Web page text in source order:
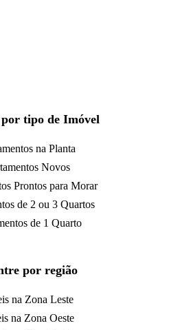
tipo de Imóvel
na Planta
Novos
Prontos para Morar
de 2 ou 3 Quartos
de 1 Quarto
por região
na Zona Leste
na Zona Oeste